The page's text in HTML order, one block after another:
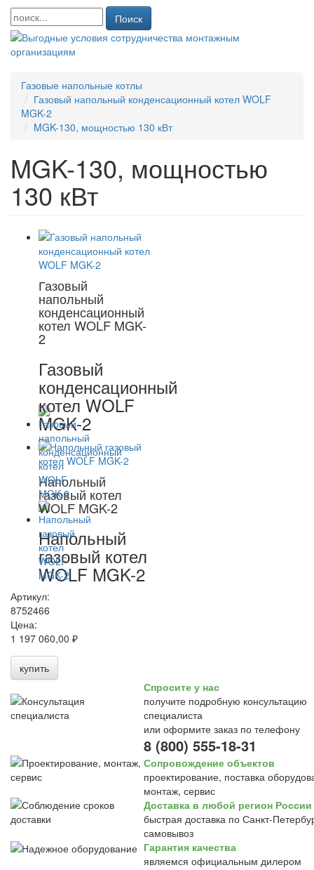
Поиск
Газовые напольные котлы
Газовый напольный конденсационный котел WOLF
MGK-2
MGK-130, мощностью 130 кВт
MGK-130, мощностью
130 кВт
Газовый
напольный
конденсационный
котел WOLF MGK-
2
Газовый
конденсационный
котел WOLF
MGK-2
Напольный
газовый котел
WOLF MGK-2
Напольный
газовый котел
WOLF MGK-2
Артикул:
8752466
Цена:
1 197 060,00 ₽
купить
Спросите у нас
получите подробную консультацию
специалиста
или оформите заказ по телефону
8 (800) 555-18-31
Сопровождение объектов
проектирование, поставка
монтаж, сервис
Доставка в любой регион России
быстрая доставка по Санкт-
самовывоз
Гарантия качества
являемся официальным дилером